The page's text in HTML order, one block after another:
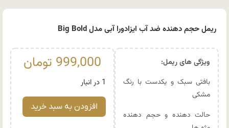
ریمل حجم دهنده ضد آب ایزادورا آبی مدل Big Bold
ویژگی های ریمل:
بافتی سبک و یکدست با رنگ
مشکی
حالت دهنده و حجم دهنده
999,000 تومان
1 در انبار
افزودن به سبد خرید